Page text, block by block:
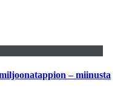
– miinusta